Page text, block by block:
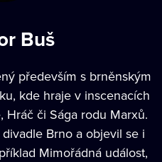
Buš
především s brněnským
kde hraje v inscenacích
Hráč či Sága rodu Marxů.
Brno a objevil se i
Mimořádná událost,